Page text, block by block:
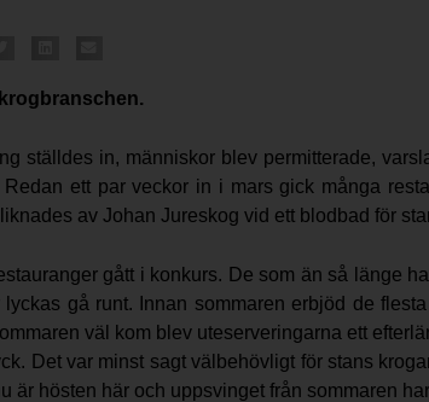
ställdes in, människor blev permitterade,
ett par veckor in i mars gick många
av Johan Jureskog vid ett blodbad för
gått i konkurs. De som än så länge
gå runt. Innan sommaren erbjöd de
väl kom blev uteserveringarna ett
Det var minst sagt välbehövligt för stans
hösten här och uppsvinget från sommaren